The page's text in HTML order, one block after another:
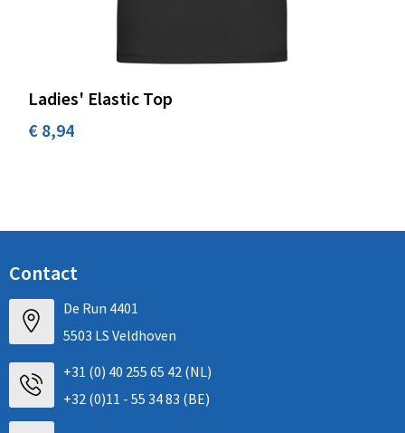
Ladies' Elastic Top
€ 8,94
Contact
De Run 4401
5503 LS Veldhoven
+31 (0) 40 255 65 42 (NL)
+32 (0)11 - 55 34 83 (BE)